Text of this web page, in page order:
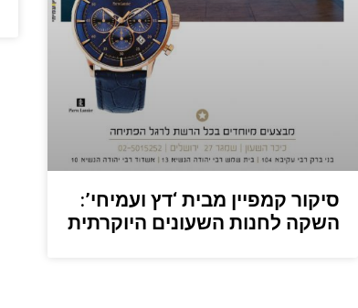
סיקור קמפיין מבית ‘דץ ועמיחי’:
השקה לחנות השעונים היוקרתית